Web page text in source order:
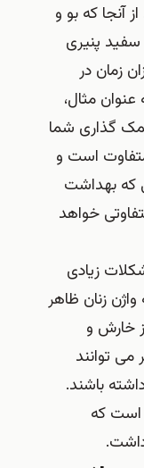
آنجا که بو و
پنیری
زمان در
مثال،
گذاری شما
است و
که بهداشت
خواهد
زیادی
زنان ظاهر
خارش و
می توانند
باشند.
است که